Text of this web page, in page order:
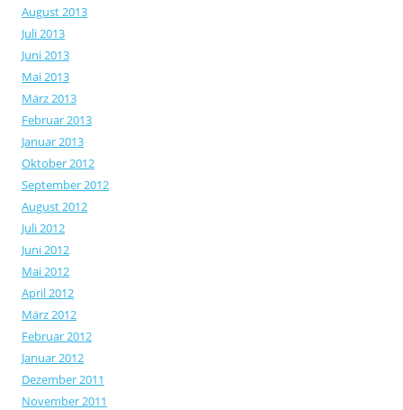
August 2013
Juli 2013
Juni 2013
Mai 2013
März 2013
Februar 2013
Januar 2013
Oktober 2012
September 2012
August 2012
Juli 2012
Juni 2012
Mai 2012
April 2012
März 2012
Februar 2012
Januar 2012
Dezember 2011
November 2011